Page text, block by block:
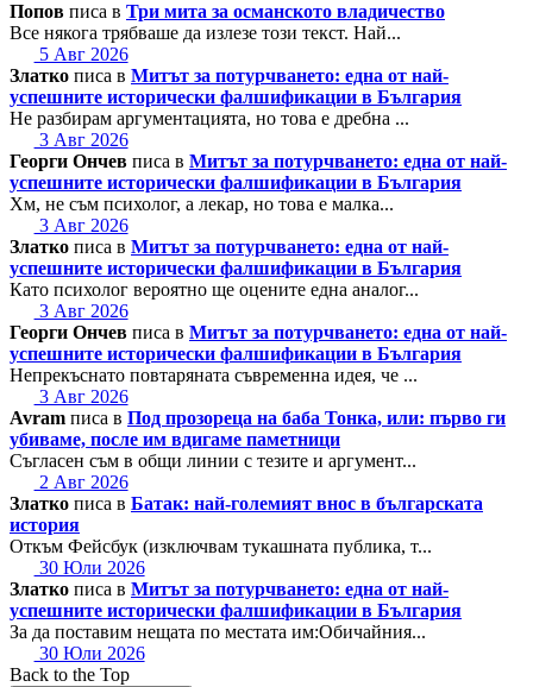
Попов писа в Три мита за османското владичество
Все някога трябваше да излезе този текст. Най...
5 Авг 2026
Златко писа в Митът за потурчването: една от най-
успешните исторически фалшификации в България
Не разбирам аргументацията, но това е дребна ...
3 Авг 2026
Георги Ончев писа в Митът за потурчването: една от най-
успешните исторически фалшификации в България
Хм, не съм психолог, а лекар, но това е малка...
3 Авг 2026
Златко писа в Митът за потурчването: една от най-
успешните исторически фалшификации в България
Като психолог вероятно ще оцените една аналог...
3 Авг 2026
Георги Ончев писа в Митът за потурчването: една от най-
успешните исторически фалшификации в България
Непрекъснато повтаряната съвременна идея, че ...
3 Авг 2026
Avram писа в Под прозореца на баба Тонка, или: първо ги
убиваме, после им вдигаме паметници
Съгласен съм в общи линии с тезите и аргумент...
2 Авг 2026
Златко писа в Батак: най-големият внос в българската
история
Откъм Фейсбук (изключвам тукашната публика, т...
30 Юли 2026
Златко писа в Митът за потурчването: една от най-
успешните исторически фалшификации в България
За да поставим нещата по местата им:Обичайния...
30 Юли 2026
Back to the Top